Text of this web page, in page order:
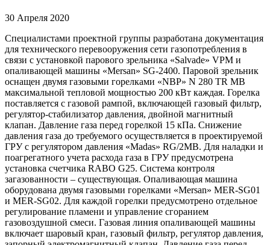
30 Апреля 2020
Специалистами проектной группы разработана документация
для технического перевооружения сети газопотребления в
связи с установкой парового зрельника «Salvade» VPM и
опаливающей машины «Mersan» SG-2400. Паровой зрельник
оснащен двумя газовыми горелками «NBP» N 280 TR MB
максимальной тепловой мощностью 200 кВт каждая. Горелка
поставляется с газовой рампой, включающей газовый фильтр,
регулятор-стабилизатор давления, двойной магнитный
клапан. Давление газа перед горелкой 15 кПа. Снижение
давления газа до требуемого осуществляется в проектируемой
ГРУ с регулятором давления «Madas» RG/2MB. Для наладки и
поагрегатного учета расхода газа в ГРУ предусмотрена
установка счетчика RABO G25. Система контроля
загазованности – существующая. Опаливающая машина
оборудована двумя газовыми горелками «Mersan» MER-SG01
и MER-SG02. Для каждой горелки предусмотрено отдельное
регулирование пламени и управление сгоранием
газовоздушной смеси. Газовая линия опаливающей машины
включает шаровый кран, газовый фильтр, регулятор давления,